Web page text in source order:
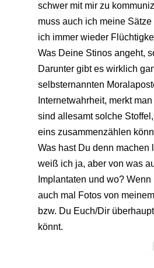
schwer mit mir zu
muss auch ich meine
ich immer wieder
Was Deine Stinos angeht,
Darunter gibt es wirklich
selbsternannten
Internetwahrheit, merkt
sind allesamt solche
eins zusammenzählen
Was hast Du denn machen
weiß ich ja, aber von was
Implantaten und wo?
auch mal Fotos von
bzw. Du Euch/Dir
könnt.